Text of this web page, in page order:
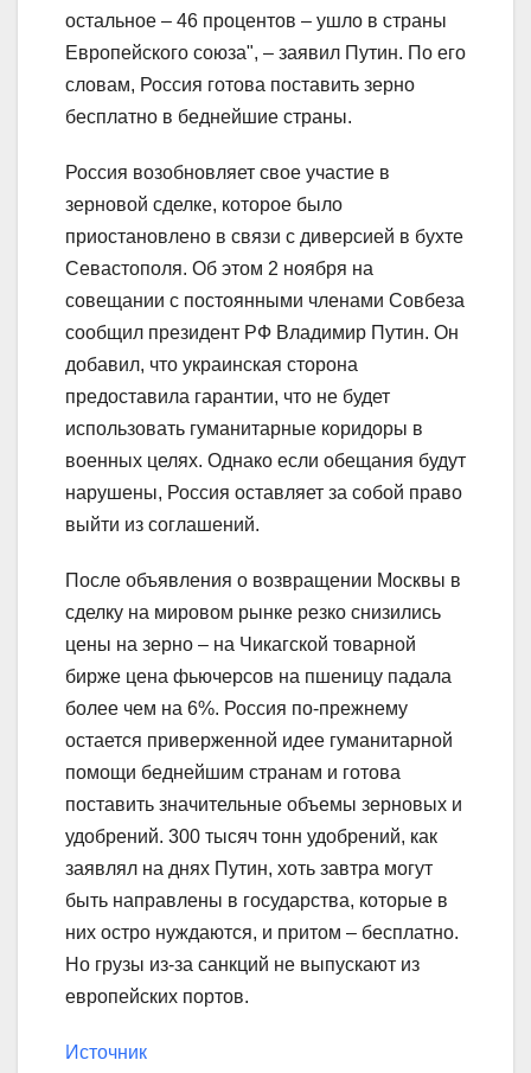
остальное – 46 процентов – ушло в страны
Европейского союза", – заявил Путин. По его
словам, Россия готова поставить зерно
бесплатно в беднейшие страны.
Россия возобновляет свое участие в
зерновой сделке, которое было
приостановлено в связи с диверсией в бухте
Севастополя. Об этом 2 ноября на
совещании с постоянными членами Совбеза
сообщил президент РФ Владимир Путин. Он
добавил, что украинская сторона
предоставила гарантии, что не будет
использовать гуманитарные коридоры в
военных целях. Однако если обещания будут
нарушены, Россия оставляет за собой право
выйти из соглашений.
После объявления о возвращении Москвы в
сделку на мировом рынке резко снизились
цены на зерно – на Чикагской товарной
бирже цена фьючерсов на пшеницу падала
более чем на 6%. Россия по-прежнему
остается приверженной идее гуманитарной
помощи беднейшим странам и готова
поставить значительные объемы зерновых и
удобрений. 300 тысяч тонн удобрений, как
заявлял на днях Путин, хоть завтра могут
быть направлены в государства, которые в
них остро нуждаются, и притом – бесплатно.
Но грузы из-за санкций не выпускают из
европейских портов.
Источник